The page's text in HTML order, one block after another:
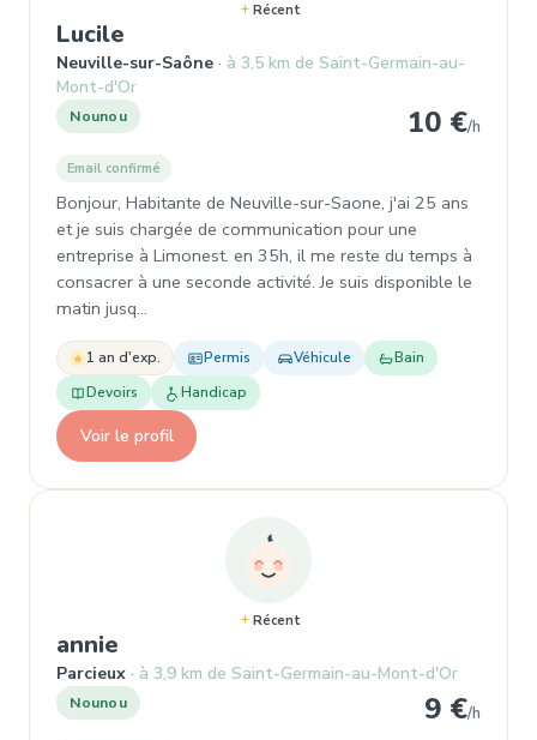
Récent
Lucile
Neuville-sur-Saône
à 3,5 km de Saint-Germain-au-
Mont-d'Or
Nounou 10 €/h
Email confirmé
Bonjour, Habitante de Neuville-sur-Saone, j'ai 25 ans
et je suis chargée de communication pour une
entreprise à Limonest. en 35h, il me reste du temps à
consacrer à une seconde activité. Je suis disponible le
matin jusq…
1 an d'exp. Permis Véhicule
Bain
Devoirs
Handicap
Voir le profil
Récent
annie
Parcieux à 3,9 km de Saint-Germain-au-Mont-d'Or
Nounou 9 €/h